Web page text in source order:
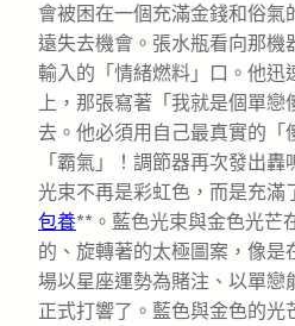
會被困在一個充滿金錢和俗氣
遠失去機會。張水瓶看向那機
輸入的「情緒燃料」口。他迅
上，那張寫著「我就是個單戀
去。他必須用自己最真實的「
「霸氣」！調節器再次發出
光束不再是彩虹色，而是充滿
包養**。藍色光束與金色光芒
的、旋轉著的太極圖案，像是
場以星座運勢為賭注、以單戀
正式打響了。藍色與金色的光